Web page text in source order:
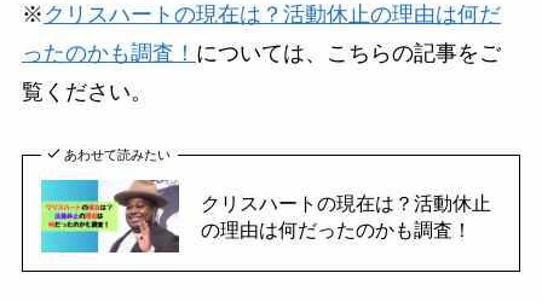
※ クリスハートの現在は？活動休止の理由は何だ
ったのかも調査！ については、こちらの記事をご
覧ください。
あわせて読みたい
クリスハートの現在は？活動休止
の理由は何だったのかも調査！